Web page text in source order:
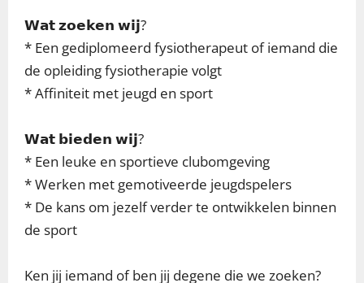
𝗪𝗮𝘁 𝘇𝗼𝗲𝗸𝗲𝗻 𝘄𝗶𝗷?
* Een gediplomeerd fysiotherapeut of iemand die
de opleiding fysiotherapie volgt
* Affiniteit met jeugd en sport
𝗪𝗮𝘁 𝗯𝗶𝗲𝗱𝗲𝗻 𝘄𝗶𝗷?
* Een leuke en sportieve clubomgeving
* Werken met gemotiveerde jeugdspelers
* De kans om jezelf verder te ontwikkelen binnen
de sport
Ken jij iemand of ben jij degene die we zoeken?